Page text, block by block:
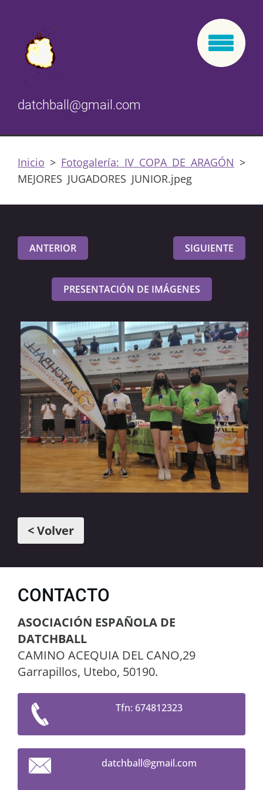
datchball@gmail.com
Inicio > Fotogalería: IV COPA DE ARAGÓN >
MEJORES JUGADORES JUNIOR.jpeg
ANTERIOR SIGUIENTE
PRESENTACIÓN DE IMÁGENES
< Volver
CONTACTO
ASOCIACIÓN ESPAÑOLA DE
DATCHBALL
CAMINO ACEQUIA DEL CANO,29
Garrapillos, Utebo, 50190.
Tfn: 674812323
datchball@gmail.com